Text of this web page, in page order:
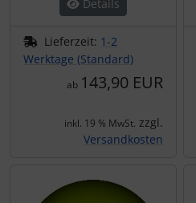
Details
Lieferzeit: 1-2
Werktage (Standard)
ab 143,90 EUR
inkl. 19 % MwSt. zzgl.
Versandkosten